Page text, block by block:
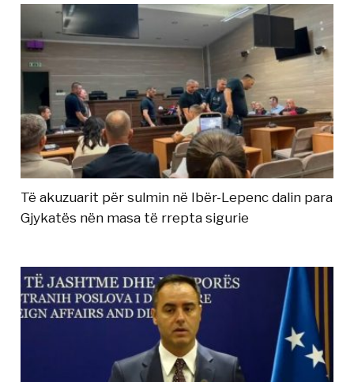
Të akuzuarit për sulmin në Ibër-Lepenc dalin para
Gjykatës nën masa të rrepta sigurie